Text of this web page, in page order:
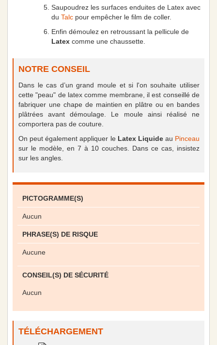
Saupoudrez les surfaces enduites de Latex avec
du Talc pour empêcher le film de coller.
Enfin démoulez en retroussant la pellicule de
Latex comme une chaussette.
NOTRE CONSEIL
Dans le cas d’un grand moule et si l'on souhaite utiliser
cette "peau" de latex comme membrane, il est conseillé de
fabriquer une chape de maintien en plâtre ou en bandes
plâtrées avant démoulage. Le moule ainsi réalisé ne
comportera pas de couture.
On peut également appliquer le Latex Liquideau Pinceau
sur le modèle, en 7 à 10 couches. Dans ce cas, insistez
sur les angles.
PICTOGRAMME(S)
Aucun
PHRASE(S) DE RISQUE
Aucune
CONSEIL(S) DE SÉCURITÉ
Aucun
TÉLÉCHARGEMENT